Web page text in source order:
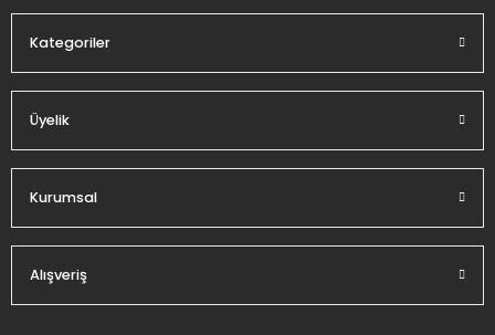
Kategoriler
Üyelik
Kurumsal
Alışveriş